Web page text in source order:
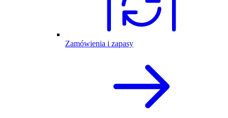
Zamówienia i zapasy